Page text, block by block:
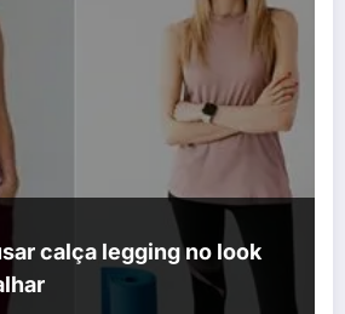
calça legging no look